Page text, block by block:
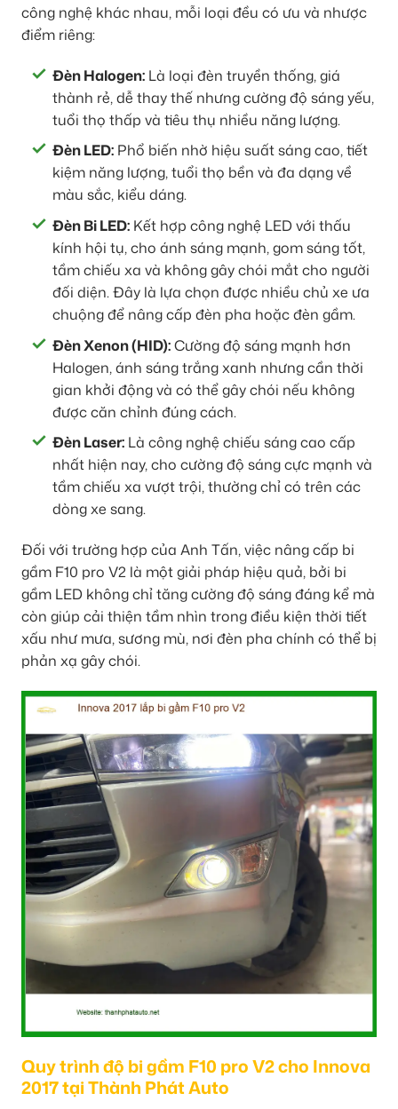
công nghệ khác nhau, mỗi loại đều có ưu và nhược
điểm riêng:
Đèn Halogen: Là loại đèn truyền thống, giá
thành rẻ, dễ thay thế nhưng cường độ sáng yếu,
tuổi thọ thấp và tiêu thụ nhiều năng lượng.
Đèn LED: Phổ biến nhờ hiệu suất sáng cao, tiết
kiệm năng lượng, tuổi thọ bền và đa dạng về
màu sắc, kiểu dáng.
Đèn Bi LED: Kết hợp công nghệ LED với thấu
kính hội tụ, cho ánh sáng mạnh, gom sáng tốt,
tầm chiếu xa và không gây chói mắt cho người
đối diện. Đây là lựa chọn được nhiều chủ xe ưa
chuộng để nâng cấp đèn pha hoặc đèn gầm.
Đèn Xenon (HID):Cường độ sáng mạnh hơn
Halogen, ánh sáng trắng xanh nhưng cần thời
gian khởi động và có thể gây chói nếu không
được căn chỉnh đúng cách.
Đèn Laser: Là công nghệ chiếu sáng cao cấp
nhất hiện nay, cho cường độ sáng cực mạnh và
tầm chiếu xa vượt trội, thường chỉ có trên các
dòng xe sang.
Đối với trường hợp của Anh Tấn, việc nâng cấp bi
gầm F10 pro V2 là một giải pháp hiệu quả, bởi bi
gầm LED không chỉ tăng cường độ sáng đáng kể mà
còn giúp cải thiện tầm nhìn trong điều kiện thời tiết
xấu như mưa, sương mù, nơi đèn pha chính có thể bị
phản xạ gây chói.
Quy trình độ bi gầm F10 pro V2 cho Innova
2017 tại Thành Phát Auto